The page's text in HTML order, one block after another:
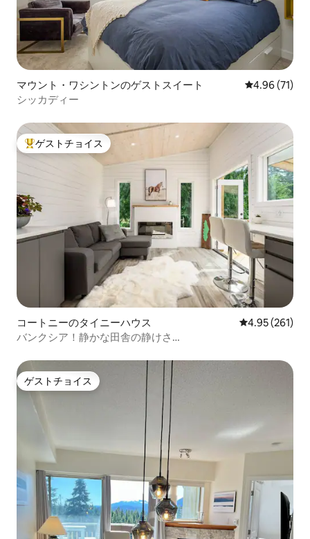
マウント・ワシントンのゲストスイート レビュー71
4.96 (71)
シッカディー
大好評のゲストチョイスです。
ゲストチョイス
コートニーのタイニーハウス レビュー261
4.95 (261)
バンクシア！静かな田舎の静けさ…
ゲストチョイス
ゲストチョイス